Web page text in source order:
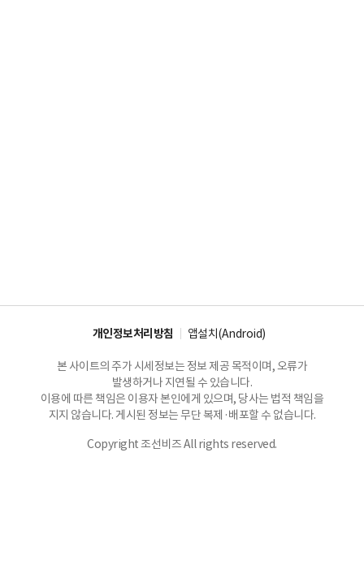
개인정보처리방침 앱설치(Android)
본 사이트의 주가 시세정보는 정보 제공 목적이며, 오류가
발생하거나 지연될 수 있습니다.
이용에 따른 책임은 이용자 본인에게 있으며, 당사는 법적 책임을
지지 않습니다. 게시된 정보는 무단 복제·배포할 수 없습니다.
Copyright 조선비즈 All rights reserved.